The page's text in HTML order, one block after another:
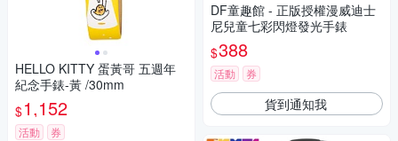
HELLO KITTY 蛋黃哥 五週年
紀念手錶-黃 /30mm
$1,152
活動 券
DF童趣館 - 正版授權漫威迪士
尼兒童七彩閃燈發光手錶
$388
活動 券
貨到通知我